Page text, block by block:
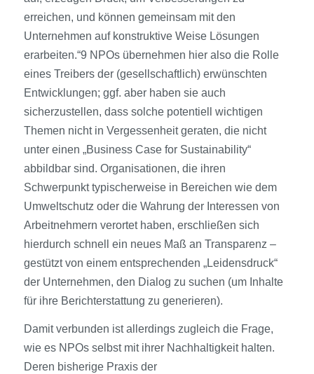
erreichen, und können gemeinsam mit den
Unternehmen auf konstruktive Weise Lösungen
erarbeiten.“9 NPOs übernehmen hier also die Rolle
eines Treibers der (gesellschaftlich) erwünschten
Entwicklungen; ggf. aber haben sie auch
sicherzustellen, dass solche potentiell wichtigen
Themen nicht in Vergessenheit geraten, die nicht
unter einen „Business Case for Sustainability“
abbildbar sind. Organisationen, die ihren
Schwerpunkt typischerweise in Bereichen wie dem
Umweltschutz oder die Wahrung der Interessen von
Arbeitnehmern verortet haben, erschließen sich
hierdurch schnell ein neues Maß an Transparenz –
gestützt von einem entsprechenden „Leidensdruck“
der Unternehmen, den Dialog zu suchen (um Inhalte
für ihre Berichterstattung zu generieren).
Damit verbunden ist allerdings zugleich die Frage,
wie es NPOs selbst mit ihrer Nachhaltigkeit halten.
Deren bisherige Praxis der